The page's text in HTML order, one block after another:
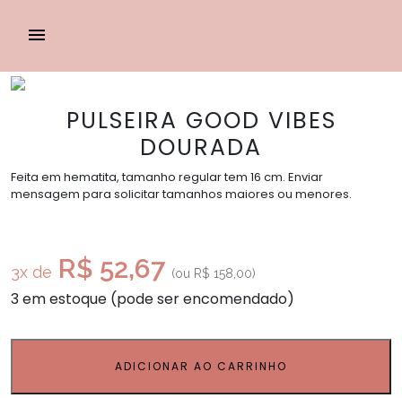
PULSEIRA GOOD VIBES
DOURADA
Feita em hematita, tamanho regular tem 16 cm. Enviar
mensagem para solicitar tamanhos maiores ou menores.
3x de R$ 52,67 (ou R$ 158,00)
3 em estoque (pode ser encomendado)
ADICIONAR AO CARRINHO